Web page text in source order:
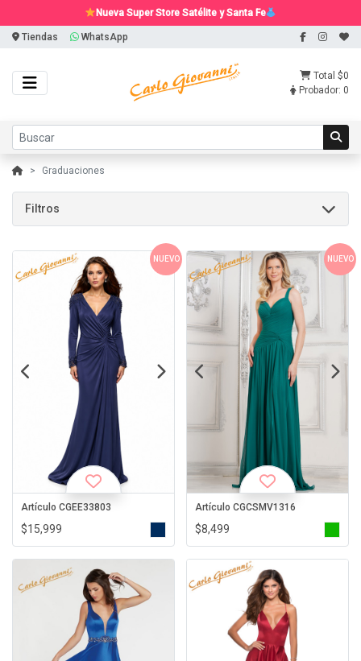
Nueva Super Store Satélite y Santa Fe
Tiendas WhatsApp
Total $0
Probador: 0
Graduaciones
Filtros
NUEVO
Artículo CGEE33803
$15,999
NUEVO
Artículo CGCSMV1316
$8,499